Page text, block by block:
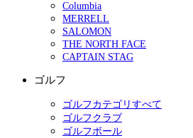
Columbia
MERRELL
SALOMON
THE NORTH FACE
CAPTAIN STAG
ゴルフ
ゴルフカテゴリすべて
ゴルフクラブ
ゴルフボール